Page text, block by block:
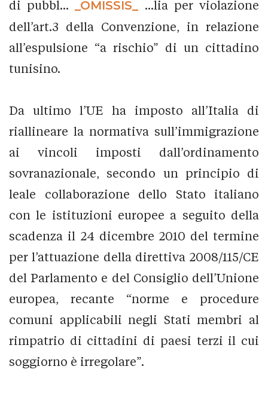
di pubbl... _OMISSIS_
...lia per violazione
dell’art.3 della Convenzione, in relazione
all’espulsione “a rischio” di un cittadino
tunisino.
Da ultimo l’UE ha imposto all’Italia di
riallineare la normativa sull’immigrazione
ai vincoli imposti dall’ordinamento
sovranazionale, secondo un principio di
leale collaborazione dello Stato italiano
con le istituzioni europee a seguito della
scadenza il 24 dicembre 2010 del termine
per l’attuazione della direttiva 2008/115/CE
del Parlamento e del Consiglio dell’Unione
europea, recante “norme e procedure
comuni applicabili negli Stati membri al
rimpatrio di cittadini di paesi terzi il cui
soggiorno è irregolare”.